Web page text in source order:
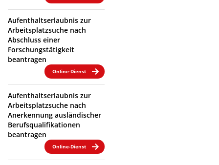
Aufenthaltserlaubnis zur
Arbeitsplatzsuche nach
Abschluss einer
Forschungstätigkeit
beantragen
Online-Dienst
Aufenthaltserlaubnis zur
Arbeitsplatzsuche nach
Anerkennung ausländischer
Berufsqualifikationen
beantragen
Online-Dienst